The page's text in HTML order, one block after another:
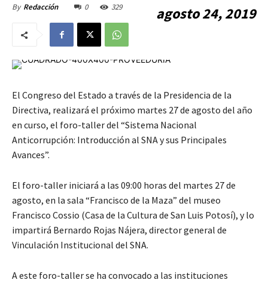
By Redacción agosto 24, 2019
0 329
El Congreso del Estado a través de la Presidencia de la
Directiva, realizará el próximo martes 27 de agosto del año
en curso, el foro-taller del “Sistema Nacional
Anticorrupción: Introducción al SNA y sus Principales
Avances”.
El foro-taller iniciará a las 09:00 horas del martes 27 de
agosto, en la sala “Francisco de la Maza” del museo
Francisco Cossio (Casa de la Cultura de San Luis Potosí), y lo
impartirá Bernardo Rojas Nájera, director general de
Vinculación Institucional del SNA.
A este foro-taller se ha convocado a las instituciones